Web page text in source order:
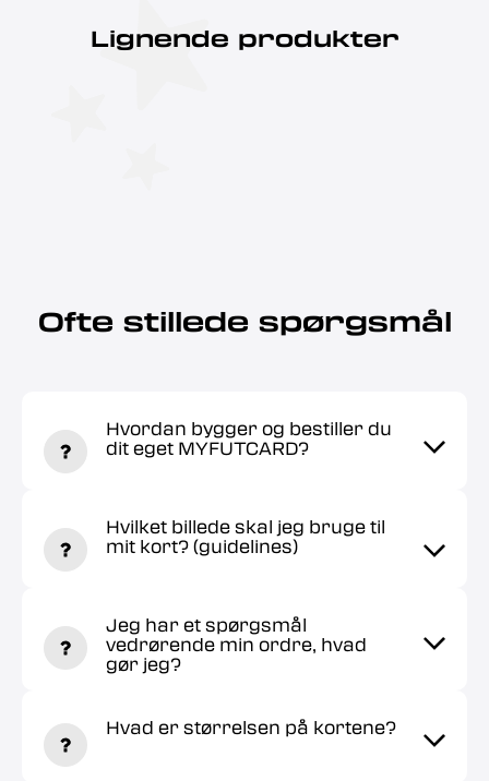
Lignende produkter
Ofte stillede spørgsmål
Hvordan bygger og bestiller du
dit eget MYFUTCARD?
Hvilket billede skal jeg bruge til
mit kort? (guidelines)
Jeg har et spørgsmål
vedrørende min ordre, hvad
gør jeg?
Hvad er størrelsen på kortene?